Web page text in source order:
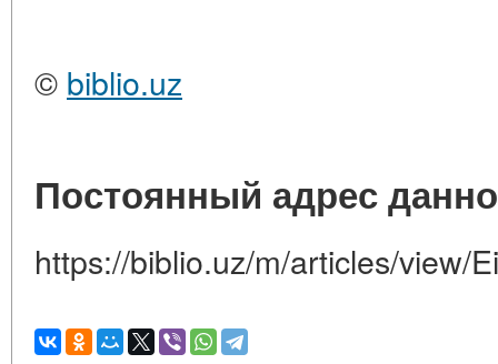
© biblio.uz
Постоянный адрес
https://biblio.uz/m/articles/view/